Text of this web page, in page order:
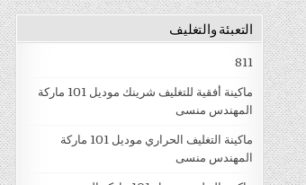
التعبئة والتغليف
811
ماكينة أفقية للتغليف شرينك موديل 101 ماركة
المهندس منسى
ماكينة التغليف الحراري موديل 101 ماركة
المهندس منسى